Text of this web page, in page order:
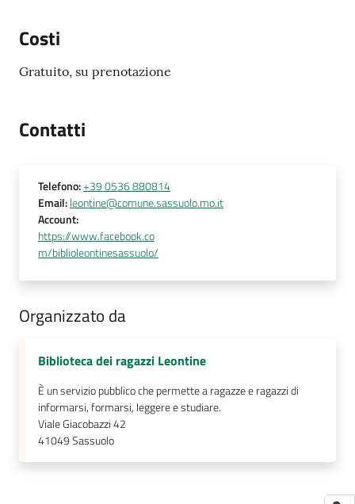
Costi
Gratuito, su prenotazione
Contatti
Telefono:+39 0536 880814
Email:leontine@comune.sassuolo.mo.it
Account:
https://www.facebook.co
m/biblioleontinesassuolo/
Organizzato da
Biblioteca dei ragazzi Leontine
È un servizio pubblico che permette a ragazze e ragazzi di
informarsi, formarsi, leggere e studiare.
Viale Giacobazzi 42
41049Sassuolo